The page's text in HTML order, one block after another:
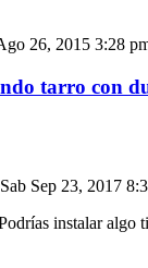
26, 2015 3:28
tarro con
Sab Sep 23, 2017
instalar algo